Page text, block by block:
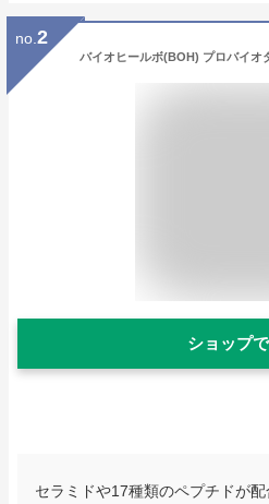
no. 2
ショップ
セラミドや17種類のペプチドが